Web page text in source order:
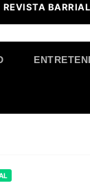
REVISTA